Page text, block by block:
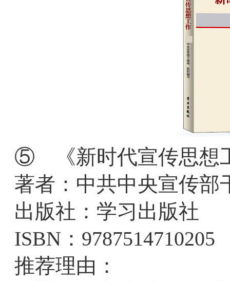
⑤ 《新时代宣传思想
著者：中共中央宣传部
出版社：学习出版社
ISBN：9787514710205
推荐理由：